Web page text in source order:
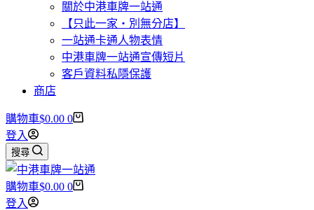
關於中港車牌一站通
【只此一家・別無分店】
一站通卡通人物表情
中港車牌一站通宣傳短片
客戶資料私隱保護
商店
購物車$0.00 0
登入
搜尋
購物車$0.00 0
登入